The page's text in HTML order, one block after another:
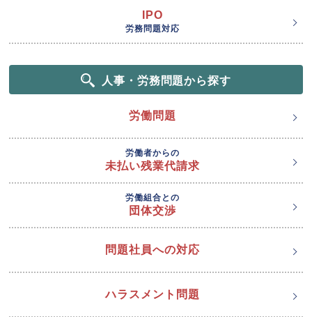
IPO
労務問題対応
人事・労務問題から探す
労働問題
労働者からの
未払い残業代請求
労働組合との
団体交渉
問題社員への対応
ハラスメント問題